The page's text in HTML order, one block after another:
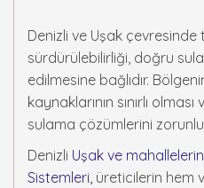
Denizli ve Uşak
sürdürülebilirliği, doğru
edilmesine bağlıdır.
kaynaklarının sınırlı
sulama çözümlerini
Denizli Uşak ve
Sistemleri, üreticilerin hem